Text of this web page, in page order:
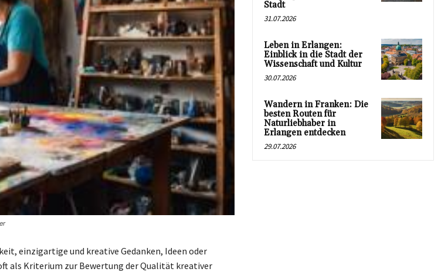
einzigartige und kreative Gedanken, Ideen oder
als Kriterium zur Bewertung der Qualität kreativer
Stadt
31.07.2026
Leben in Erlangen:
Einblick in die Stadt der
Wissenschaft und Kultur
30.07.2026
Wandern in Franken: Die
besten Routen für
Naturliebhaber in
Erlangen entdecken
29.07.2026